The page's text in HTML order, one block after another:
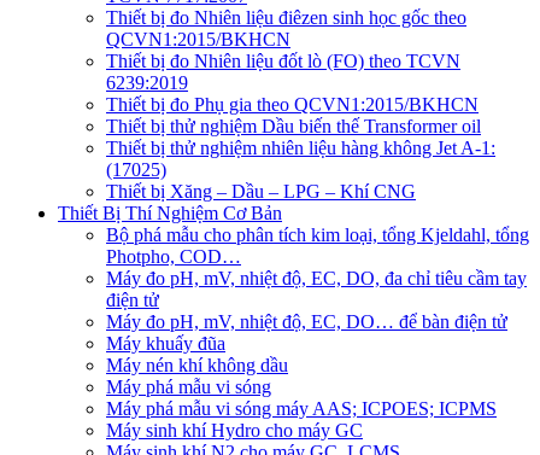
Thiết bị đo Nhiên liệu điêzen sinh học gốc theo
QCVN1:2015/BKHCN
Thiết bị đo Nhiên liệu đốt lò (FO) theo TCVN
6239:2019
Thiết bị đo Phụ gia theo QCVN1:2015/BKHCN
Thiết bị thử nghiệm Dầu biến thế Transformer oil
Thiết bị thử nghiệm nhiên liệu hàng không Jet A-1:
(17025)
Thiết bị Xăng – Dầu – LPG – Khí CNG
Thiết Bị Thí Nghiệm Cơ Bản
Bộ phá mẫu cho phân tích kim loại, tổng Kjeldahl, tổng
Photpho, COD…
Máy đo pH, mV, nhiệt độ, EC, DO, đa chỉ tiêu cầm tay
điện tử
Máy đo pH, mV, nhiệt độ, EC, DO… để bàn điện tử
Máy khuấy đũa
Máy nén khí không dầu
Máy phá mẫu vi sóng
Máy phá mẫu vi sóng máy AAS; ICPOES; ICPMS
Máy sinh khí Hydro cho máy GC